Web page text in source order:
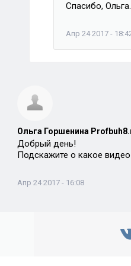
Спасибо,
Апр 24 2017 -
Ольга Горшенина
Добрый день!
Подскажите о какое
Апр 24 2017 - 16:08